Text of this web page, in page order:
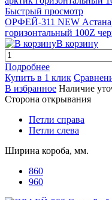
Быстрый просмотр
ОРФЕЙ-311 NEW Астана
горизонтальный 100Z
В корзину
Подробнее
Купить в 1 клик
В избранное Наличие
Сторона открывания
Петли справа
Петли слева
Ширина короба, мм.
860
960